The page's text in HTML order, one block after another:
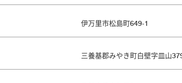
伊万里市松島町649-1
三養基郡みやき町白壁字皿山